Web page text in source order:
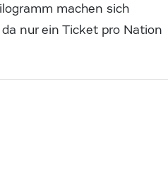
machen sich
nur ein Ticket pro Nation